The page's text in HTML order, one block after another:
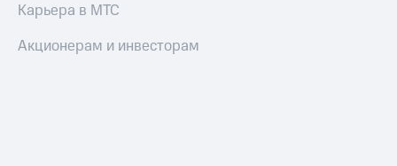
Карьера в МТС
Акционерам и инвесторам